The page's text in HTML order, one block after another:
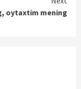
oytaxtim mening